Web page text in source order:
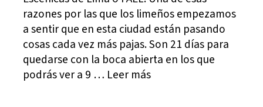
razones por las que los limeños empezamos
a sentir que en esta ciudad están pasando
cosas cada vez más pajas. Son 21 días para
quedarse con la boca abierta en los que
podrás ver a 9 … Leer más